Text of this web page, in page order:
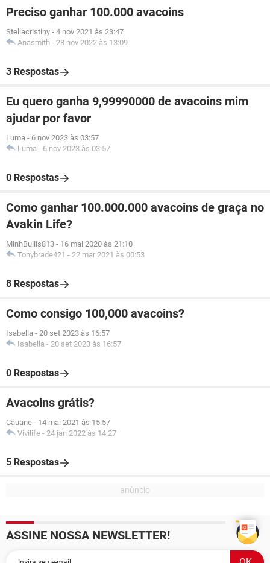
Preciso ganhar 100.000 avacoins
Stellacristiny - 4 nov 2021 às 23:47
Anasmith - 28 nov 2022 às 13:09
3 Respostas
Eu quero ganha 9,99990000 de avacoins mim
ajudar por favor
Luma - 6 nov 2023 às 03:57
Luma - 6 nov 2023 às 03:57
0 Respostas
Como ganhar 100.000.000 avacoins de graça no
Avakin Life?
MinhBullis813 - 16 mai 2020 às 21:10
Tonybrade421 - 22 mar 2021 às 00:53
8 Respostas
Como consigo 100,000 avacoins?
Isabella - 20 set 2023 às 16:57
Isabella - 20 set 2023 às 16:57
0 Respostas
Avacoins grátis?
Cauane - 14 mai 2021 às 15:57
Vivilife - 24 jan 2022 às 14:27
5 Respostas
ASSINE NOSSA NEWSLETTER!